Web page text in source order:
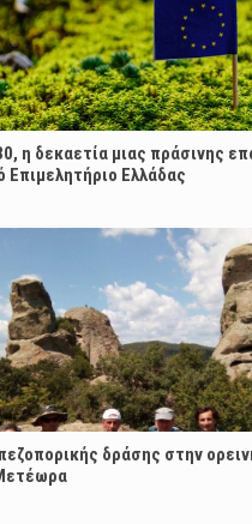
η δεκαετία μιας πράσινης
Επιμελητήριο Ελλάδας
δράσης στην